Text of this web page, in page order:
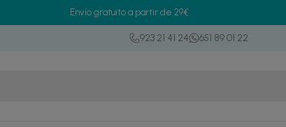
Envío gratuito a partir de 29€
923 21 41 24 651 89 01 22